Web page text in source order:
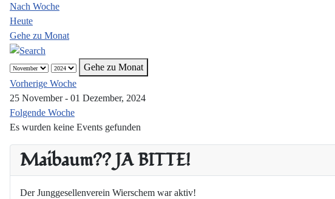
Maibaum?? JA BITTE!
Der Junggesellenverein Wierschem war aktiv!
Nach Woche
Heute
Gehe zu Monat
Gehe zu Monat
Vorherige Woche
25 November - 01 Dezember, 2024
Folgende Woche
Es wurden keine Events gefunden